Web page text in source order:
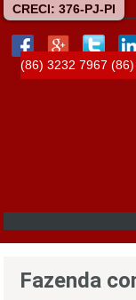
CRECI: 376-PJ-PI
(86) 3232 7967
Fazenda